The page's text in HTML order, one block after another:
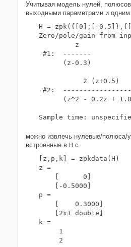
Учитывая модель нулей,
выходными параметрами и
H = zpk({[0];[-
Zero/pole/gain from
         z
#1:  -------
      (z-0.3)
           2 (z+0.5)
#2:
(z^2 - 0.2z +
можно извлечь нулевые/полюса/
встроенные в H с
[z,p,k] = zpkdata(H)
z =
    [      0]
    [-0.5000]
p =
    [    0.3000]
    [2x1 double]
k =
     1